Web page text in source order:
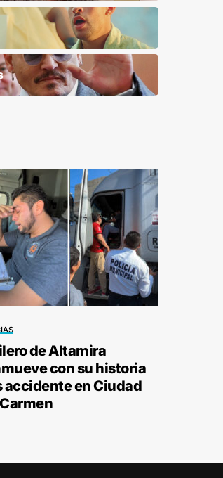
de Altamira
con su historia
accidente en Ciudad